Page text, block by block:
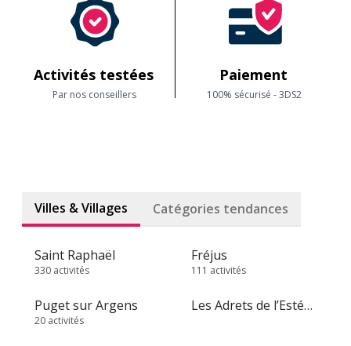
Activités testées
Par nos conseillers
Paiement
100% sécurisé - 3DS2
Villes & Villages Catégories tendances
Saint Raphaël
330 activités
Fréjus
111 activités
Puget sur Argens
20 activités
Les Adrets de l’Estérel